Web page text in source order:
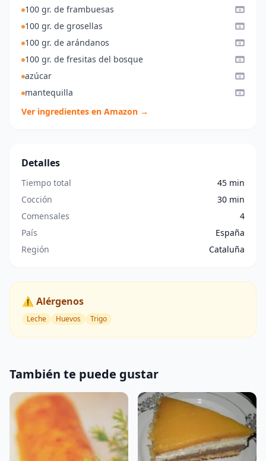
100 gr. de frambuesas
100 gr. de grosellas
100 gr. de arándanos
100 gr. de fresitas del bosque
azúcar
mantequilla
Ver ingredientes en Amazon →
Detalles
Tiempo total
45 min
Cocción
30 min
Comensales
4
País
España
Región
Cataluña
⚠️ Alérgenos
Leche Huevos Trigo
También te puede gustar